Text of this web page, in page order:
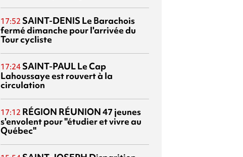
17:52 SAINT-DENIS Le Barachois
fermé dimanche pour l'arrivée du
Tour cycliste
17:24 SAINT-PAULLe Cap
Lahoussaye est rouvert à la
circulation
17:12 RÉGION RÉUNION47 jeunes
s'envolent pour "étudier et vivre au
Québec"